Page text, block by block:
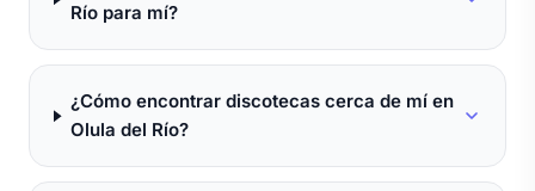
Río para mí?
¿Cómo encontrar discotecas cerca de mí en
Olula del Río?